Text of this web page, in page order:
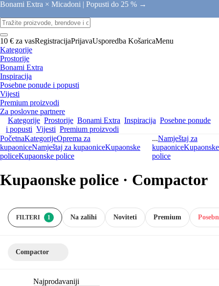
Bonami Extra × Micadoni | Popusti do 25 % →
10 € za vasRegistracijaPrijavaUsporedba KošaricaMenu
Kategorije
Prostorije
Bonami Extra
Inspiracija
Posebne ponude i popusti
Vijesti
Premium proizvodi
Za poslovne partnere
Kategorije Prostorije Bonami Extra Inspiracija Posebne ponude
i popusti Vijesti Premium proizvodi
PočetnaKategorijeOprema za
kupaoniceNamještaj za kupaoniceKupaonske
policeKupaonske police
...Namještaj za
kupaoniceKupaonske
police
Kupaonske police · Compactor
FILTERI 1 Noviteti Premium
Na zalihi
Compactor
Najprodavaniji